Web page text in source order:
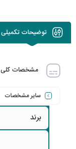
توضیحات تکمیلی
مشخصات کلی
سایر مشخصات
برند